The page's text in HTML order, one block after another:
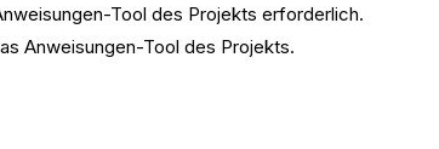
Tool des Projekts erforderlich.
Anweisungen-Tool des Projekts.